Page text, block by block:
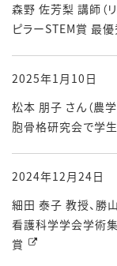
森野 佐芳梨 講師（
ピラーSTEM賞 最
2025年1月10日
松本 朋子 さん（農
胞骨格研究会で学
2024年12月24日
細田 泰子 教授、勝
看護科学学会学術
賞